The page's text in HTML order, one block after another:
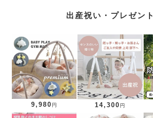
出産祝い・プレゼント
9,980 円 14,300 円